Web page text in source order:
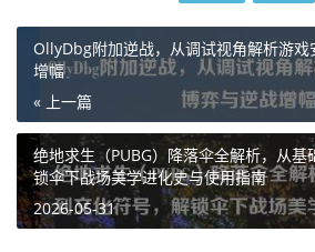
OllyDbg附加逆战，从调试视角解析游
增幅
« 上一篇
绝地求生（PUBG）降落伞全解析，从
锁伞下战场美学进化史与使用指南
2026-05-31